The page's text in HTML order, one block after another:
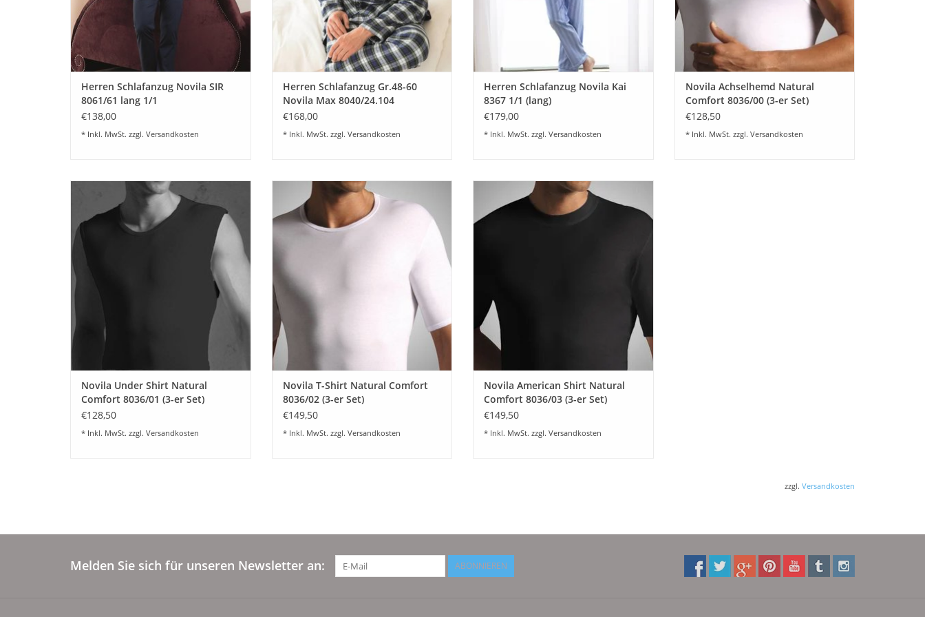
Herren Schlafanzug Novila SIR
8061/61 lang 1/1
€138,00
* Inkl. MwSt. zzgl. Versandkosten
Herren Schlafanzug Gr.48-60
Novila Max 8040/24.104
€168,00
* Inkl. MwSt. zzgl. Versandkosten
Herren Schlafanzug Novila Kai
8367 1/1 (lang)
€179,00
* Inkl. MwSt. zzgl. Versandkosten
Novila Achselhemd Natural
Comfort 8036/00 (3-er Set)
€128,50
* Inkl. MwSt. zzgl. Versandkosten
Natural Comfort Under Shirt - Feinste
Tagwäsche für Herren von Novila -
Angenehmer Tragekomfort und Top
Qualität im 3-er Set Farbe weiß und
Novila Under Shirt Natural
Comfort 8036/01 (3-er Set)
€128,50
* Inkl. MwSt. zzgl. Versandkosten
Natural Comfort T-Shirt 1/2 Arm - Feinste
Tagwäsche für Herren von Novila - Sehr
angenehmer Tragekomfort und Top
Qualität im 3-er Set Farbe weiß.
Novila T-Shirt Natural Comfort
8036/02 (3-er Set)
€149,50
* Inkl. MwSt. zzgl. Versandkosten
Natural Comfort American Shirt - Feinste
Tagwäsche für Herren von Novila -
Angenehmer Tragekomfort und Top
Novila American Shirt Natural
Comfort 8036/03 (3-er Set)
€149,50
* Inkl. MwSt. zzgl. Versandkosten
zzgl. Versandkosten
Melden Sie sich für unseren Newsletter an: ABONNIEREN